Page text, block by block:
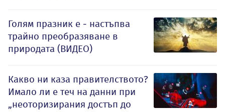
Голям празник е - настъпва
трайно преобразяване в
природата (ВИДЕО)
Какво ни каза правителството?
Имало ли е теч на данни при
„неоторизирания достъп до